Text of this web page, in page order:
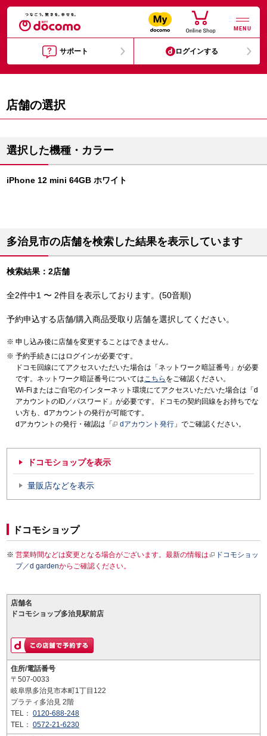
MENU
サポート ログインする
店舗の選択
選択した機種・カラー
iPhone 12 mini 64GB ホワイト
多治見市の店舗を検索した結果を表示しています
検索結果：2店舗
全2件中1 〜 2件目を表示しております。(50音順)
予約申込する店舗/購入商品受取り店舗を選択してください。
申し込み後に店舗を変更することはできません。
予約手続きにはログインが必要です。
ドコモ回線にてアクセスいただいた場合は「ネットワーク暗証番号」が必要
です。ネットワーク暗証番号についてはこちら をご確認ください。
Wi-Fiまたはご自宅のインターネット環境にてアクセスいただいた場合は「d
アカウントのID／パスワード」が必要です。ドコモの契約回線をお持ちでな
い方も、dアカウントの発行が可能です。
dアカウントの発行・確認は「
dアカウント発行 」でご確認ください。
ドコモショップを表示
量販店などを表示
ドコモショップ
営業時間などは変更となる場合がございます。最新の情報は
ドコモショッ
プ／d gardenからご確認ください。
店舗名
ドコモショップ多治見駅前店
住所/電話番号
〒507-0033
岐阜県多治見市本町1丁目122
プラティ多治見 2階
TEL： 0120-688-248
TEL： 0572-21-6230